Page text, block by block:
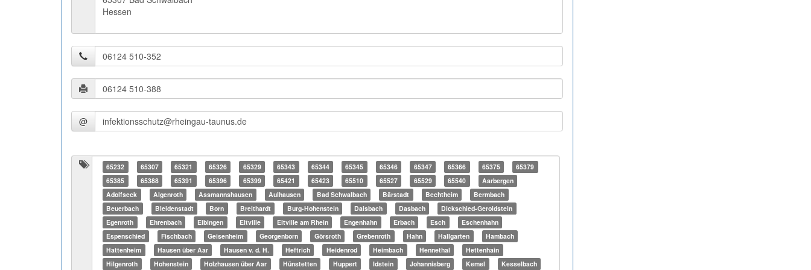
Hessen
@
65232 65307 65321 65326 65329 65343 65344 65345 65346 65347 65366 65375
65379
65385
65388 65391 65396 65399 65421 65423 65510 65527 65529 65540
Aarbergen
Adolfseck
Algenroth Assmannshausen Aulhausen Bad Schwalbach Bärstadt Bechtheim
Bermbach
Beuerbach
Bleidenstadt Born Breithardt Burg-Hohenstein Daisbach Dasbach
Dickschied-Geroldstein
Egenroth
Ehrenbach Eibingen Eltville Eltville am Rhein Engenhahn Erbach Esch
Eschenhahn
Espenschied
Fischbach Geisenheim Georgenborn Görsroth Grebenroth Hahn Hallgarten
Hambach
Hattenheim
Hausen über Aar Hausen v. d. H. Heftrich Heidenrod Heimbach Hennethal
Hettenhain
Hilgenroth
Hohenstein Holzhausen über Aar Hünstetten Huppert Idstein Johannisberg Kemel Kesselbach